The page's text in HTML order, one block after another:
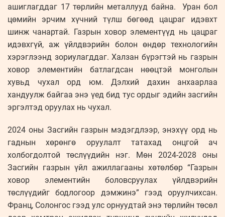
ашиглагддаг 17 төрлийн металлууд байна. Уран бол
цөмийн эрчим хүчний түлш бөгөөд цацраг идэвхт
шинж чанартай. Газрын ховор элементүүд нь цацраг
идэвхгүй, аж үйлдвэрийн болон өндөр технологийн
хэрэглээнд зориулагддаг. Халзан бүрэгтэй нь газрын
ховор элементийн батлагдсан нөөцтэй монголын
хувьд чухал орд юм. Дэлхий дахин анхаарлаа
хандуулж байгаа энэ үед бид тус ордыг эдийн засгийн
эргэлтэд оруулах нь чухал.
2024 оны Засгийн газрын мэдэгдлээр, энэхүү орд нь
гаднын хөрөнгө оруулалт татахад онцгой ач
холбогдолтой төслүүдийн нэг. Мөн 2024-2028 оны
Засгийн газрын үйл ажиллагааны хөтөлбөр “Газрын
ховор элементийн боловсруулах үйлдвэрийн
төслүүдийг бодлогоор дэмжинэ” гээд оруулчихсан.
Франц, Солонгос гээд улс орнуудтай энэ төрлийн төсөл